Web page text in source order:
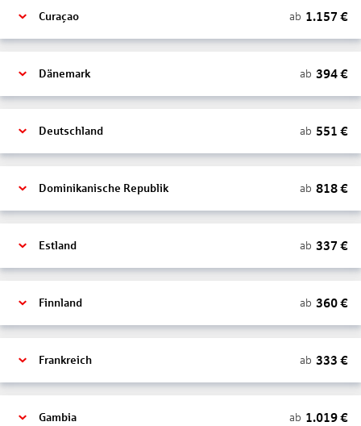
Curaçao ab 1.157 €
Dänemark ab 394€
Deutschland ab 551 €
Dominikanische Republik ab 818€
Estland ab 337 €
Finnland ab 360€
Frankreich ab 333 €
Gambia ab 1.019€